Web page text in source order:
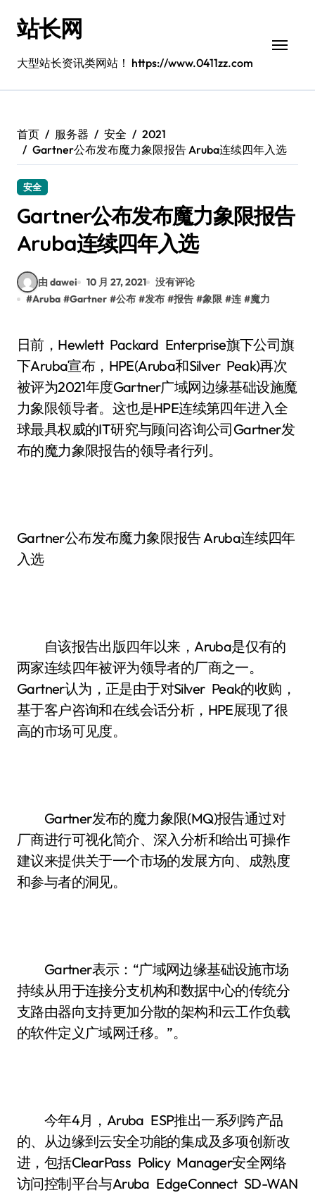
站长网
大型站长资讯类网站！ https://www.0411zz.com
首页 服务器 安全
2021
Gartner公布发布魔力象限报告 Aruba连续四年入选
安全
Gartner公布发布魔力象限报告
Aruba连续四年入选
由 dawei 10 月 27, 2021
没有评论
#Aruba #Gartner #公布 #发布 #报告 #象限 #连 #魔力
日前，Hewlett Packard Enterprise旗下公司旗
下Aruba宣布，HPE(Aruba和Silver Peak)再次
被评为2021年度Gartner广域网边缘基础设施魔
力象限领导者。这也是HPE连续第四年进入全
球最具权威的IT研究与顾问咨询公司Gartner发
布的魔力象限报告的领导者行列。
Gartner公布发布魔力象限报告 Aruba连续四年
入选
自该报告出版四年以来，Aruba是仅有的
两家连续四年被评为领导者的厂商之一。
Gartner认为，正是由于对Silver Peak的收购，
基于客户咨询和在线会话分析，HPE展现了很
高的市场可见度。
Gartner发布的魔力象限(MQ)报告通过对
厂商进行可视化简介、深入分析和给出可操作
建议来提供关于一个市场的发展方向、成熟度
和参与者的洞见。
Gartner表示：“广域网边缘基础设施市场
持续从用于连接分支机构和数据中心的传统分
支路由器向支持更加分散的架构和云工作负载
的软件定义广域网迁移。”。
今年4月，Aruba ESP推出一系列跨产品
的、从边缘到云安全功能的集成及多项创新改
进，包括ClearPass Policy Manager安全网络
访问控制平台与Aruba EdgeConnect SD-WAN